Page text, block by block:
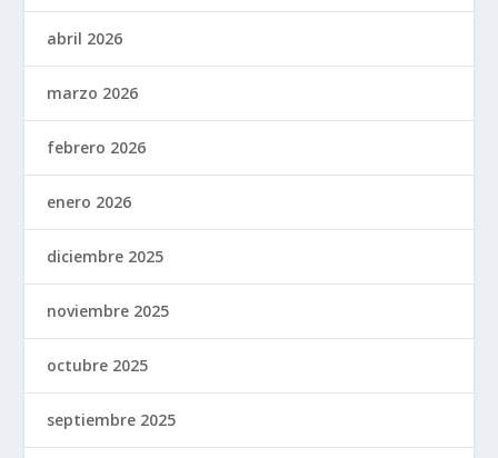
abril 2026
marzo 2026
febrero 2026
enero 2026
diciembre 2025
noviembre 2025
octubre 2025
septiembre 2025